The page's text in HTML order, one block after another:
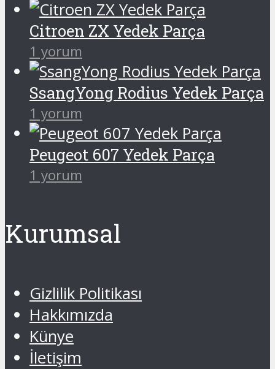
Citroen ZX Yedek Parça
1 yorum
SsangYong Rodius Yedek Parça
1 yorum
Peugeot 607 Yedek Parça
1 yorum
Kurumsal
Gizlilik Politikası
Hakkımızda
Künye
İletişim